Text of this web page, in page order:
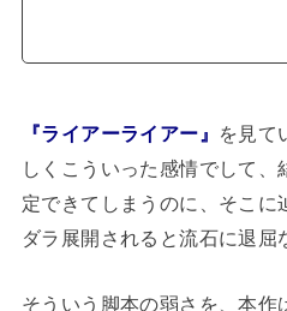
『ライアーライアー』
を見て
しくこういった感情でして
定できてしまうのに、そこに
ダラ展開されると流石に退屈
そういう脚本の弱さを、本作